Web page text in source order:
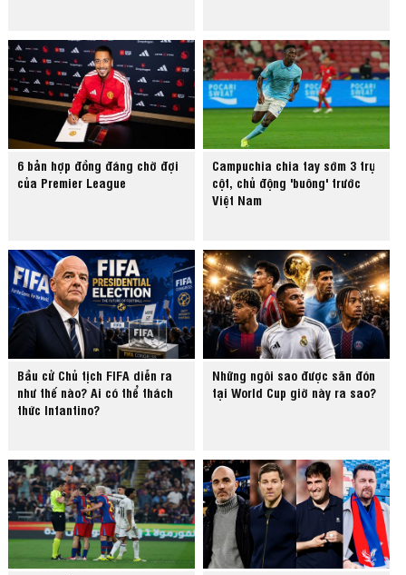
6 bản hợp đồng đáng chờ đợi
của Premier League
Campuchia chia tay sớm 3 trụ
cột, chủ động 'buông' trước
Việt Nam
Bầu cử Chủ tịch FIFA diễn ra
như thế nào? Ai có thể thách
thức Infantino?
Những ngôi sao được săn đón
tại World Cup giờ này ra sao?